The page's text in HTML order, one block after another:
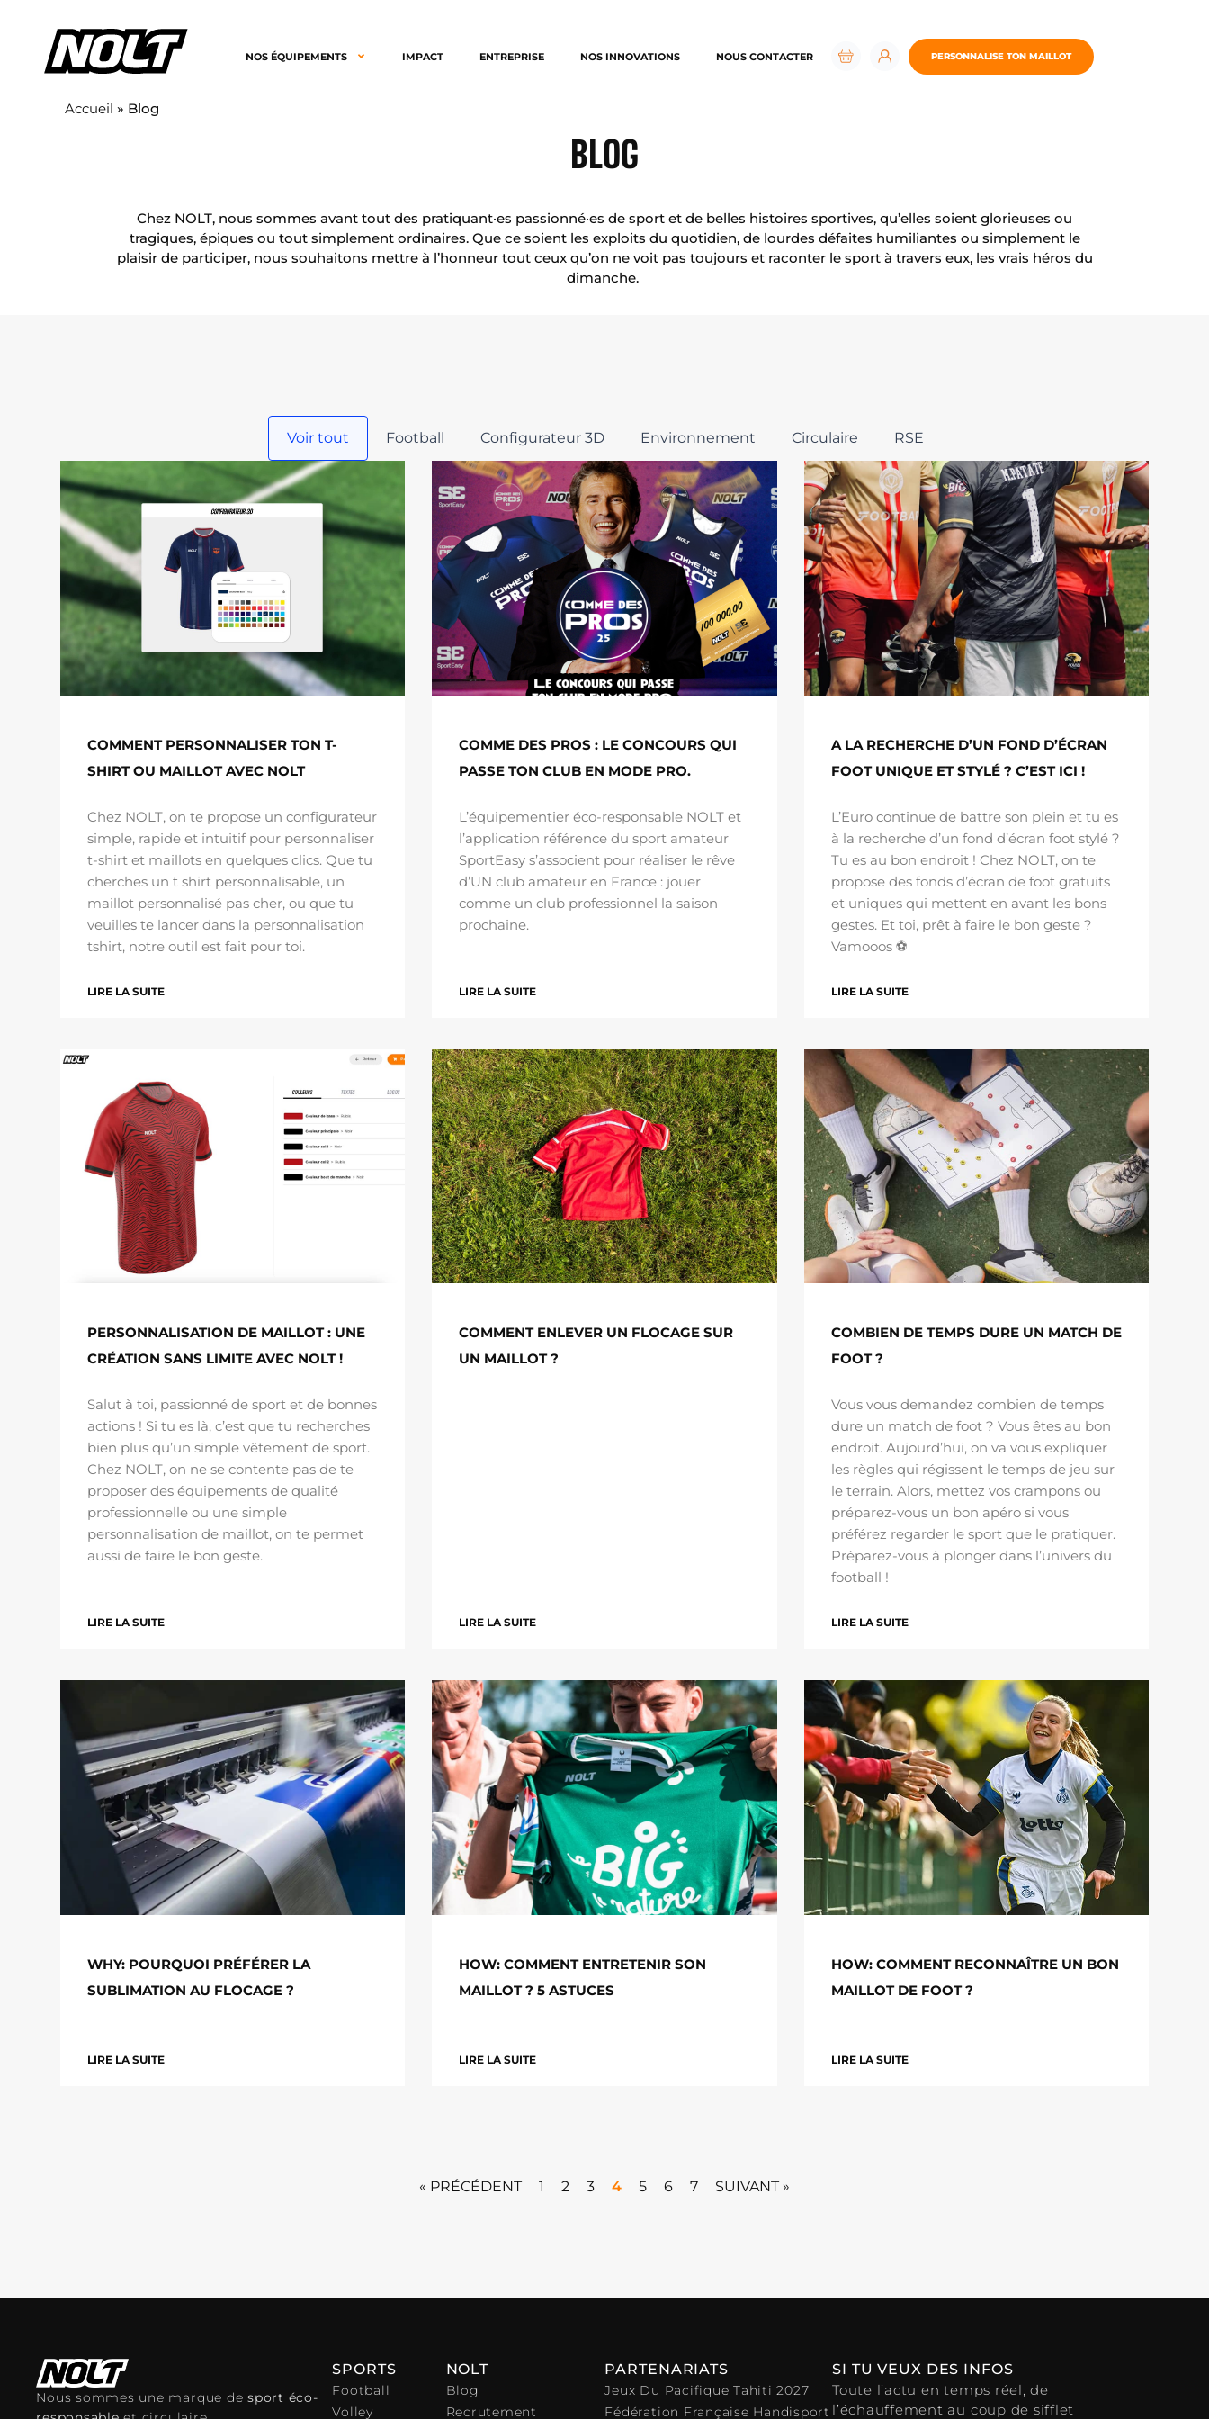
NOS ÉQUIPEMENTS IMPACT ENTREPRISE NOS INNOVATIONS NOUS CONTACTER PERSONNALISE TON MAILLOT
Accueil » Blog
BLOG
Chez NOLT, nous sommes avant tout des pratiquant·es passionné·es de sport et de belles histoires sportives, qu’elles soient glorieuses ou
tragiques, épiques ou tout simplement ordinaires. Que ce soient les exploits du quotidien, de lourdes défaites humiliantes ou simplement le
plaisir de participer, nous souhaitons mettre à l’honneur tout ceux qu’on ne voit pas toujours et raconter le sport à travers eux, les vrais héros du
dimanche.
Voir tout Football Configurateur 3D Environnement Circulaire RSE
COMMENT PERSONNALISER TON T-
SHIRT OU MAILLOT AVEC NOLT
Chez NOLT, on te propose un configurateur
simple, rapide et intuitif pour personnaliser
t-shirt et maillots en quelques clics. Que tu
cherches un t shirt personnalisable, un
maillot personnalisé pas cher, ou que tu
veuilles te lancer dans la personnalisation
tshirt, notre outil est fait pour toi.
LIRE LA SUITE
COMME DES PROS : LE CONCOURS QUI
PASSE TON CLUB EN MODE PRO.
L’équipementier éco-responsable NOLT et
l’application référence du sport amateur
SportEasy s’associent pour réaliser le rêve
d’UN club amateur en France : jouer
comme un club professionnel la saison
prochaine.
LIRE LA SUITE
A LA RECHERCHE D’UN FOND D’ÉCRAN
FOOT UNIQUE ET STYLÉ ? C’EST ICI !
L’Euro continue de battre son plein et tu es
à la recherche d’un fond d’écran foot stylé ?
Tu es au bon endroit ! Chez NOLT, on te
propose des fonds d’écran de foot gratuits
et uniques qui mettent en avant les bons
gestes. Et toi, prêt à faire le bon geste ?
Vamooos ⚽
LIRE LA SUITE
PERSONNALISATION DE MAILLOT : UNE
CRÉATION SANS LIMITE AVEC NOLT !
Salut à toi, passionné de sport et de bonnes
actions ! Si tu es là, c’est que tu recherches
bien plus qu’un simple vêtement de sport.
Chez NOLT, on ne se contente pas de te
proposer des équipements de qualité
professionnelle ou une simple
personnalisation de maillot, on te permet
aussi de faire le bon geste.
LIRE LA SUITE
COMMENT ENLEVER UN FLOCAGE SUR
UN MAILLOT ?
LIRE LA SUITE
COMBIEN DE TEMPS DURE UN MATCH DE
FOOT ?
Vous vous demandez combien de temps
dure un match de foot ? Vous êtes au bon
endroit. Aujourd’hui, on va vous expliquer
les règles qui régissent le temps de jeu sur
le terrain. Alors, mettez vos crampons ou
préparez-vous un bon apéro si vous
préférez regarder le sport que le pratiquer.
Préparez-vous à plonger dans l’univers du
football !
LIRE LA SUITE
WHY: POURQUOI PRÉFÉRER LA
SUBLIMATION AU FLOCAGE ?
LIRE LA SUITE
HOW: COMMENT ENTRETENIR SON
MAILLOT ? 5 ASTUCES
LIRE LA SUITE
HOW: COMMENT RECONNAÎTRE UN BON
MAILLOT DE FOOT ?
LIRE LA SUITE
« PRÉCÉDENT 1 2 3 4 5 6 7 SUIVANT »
Nous sommes une marque desport éco-
SPORTS
Football
Volley
NOLT
Blog
Recrutement
PARTENARIATS
Jeux Du Pacifique Tahiti 2027
Fédération Française Handisport
SI TU VEUX DES INFOS
Toute l’actu en temps réel, de
l’échauffement au coup de sifflet